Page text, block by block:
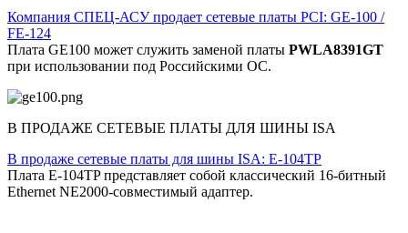
Компания СПЕЦ-АСУ продает сетевые платы PCI: GE-100 /
FE-124
Плата GE100 может служить заменой платы PWLA8391GT
при использовании под Российскими ОС.
В ПРОДАЖЕ СЕТЕВЫЕ ПЛАТЫ ДЛЯ ШИНЫ ISA
В продаже сетевые платы для шины ISA: E-104TP
Плата E-104TP представляет собой классический 16-битный
Ethernet NE2000-совместимый адаптер.